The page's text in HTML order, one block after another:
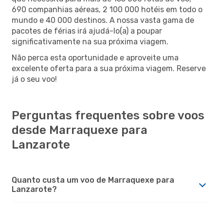
690 companhias aéreas, 2 100 000 hotéis em todo o
mundo e 40 000 destinos. A nossa vasta gama de
pacotes de férias irá ajudá-lo(a) a poupar
significativamente na sua próxima viagem.
Não perca esta oportunidade e aproveite uma
excelente oferta para a sua próxima viagem. Reserve
já o seu voo!
Perguntas frequentes sobre voos
desde Marraquexe para
Lanzarote
Quanto custa um voo de Marraquexe para
Lanzarote?